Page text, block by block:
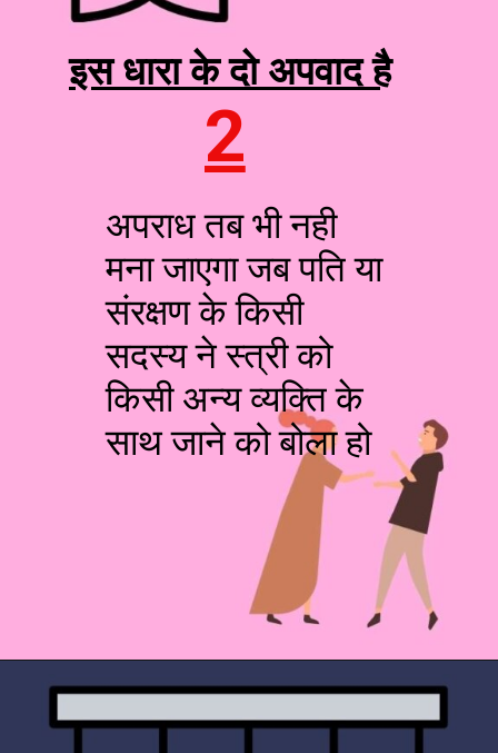
इस धारा के दो अपवाद है
2
अपराध तब भी नही
मना जाएगा जब पति या
संरक्षण के किसी
सदस्य ने स्त्री को
किसी अन्य व्यक्ति के
साथ जाने को बोला हो